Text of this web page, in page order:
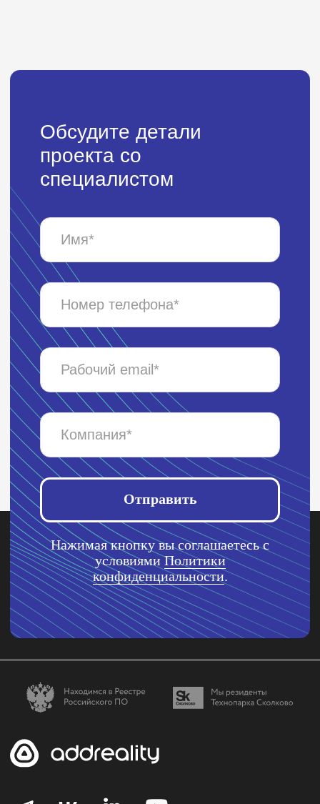
Петербург, вн.тер.г.
муниципальный округ № 65,
ул. Савушкина, д. 83, к. 3,
литера А, помещ. 2-Н (часть
131), офис 235
ООО «Эддреалити» обладает
исключительными правами на все
программы ЭВМ, упоминаемые на
сайте. Способы предоставления права
использовать ПО, упомянутого на
сайте, указаны в Пользовательском
соглашении на использование
программного обеспечения
«Addreality».
ИНН 7841481440
ответственностью
Продукт
Управление контентом
Умная трансляция
Аналитика посетителей
Прайс-лист SaaS 2026
Прямая продажа рекламы
Programmatic-реклама
Аудио оформление
Корпоративное ТВ
Aренда LED-панелей
No-code редактор
Решения для отраслей
Наши проекты
Медиаплеер для цифровых